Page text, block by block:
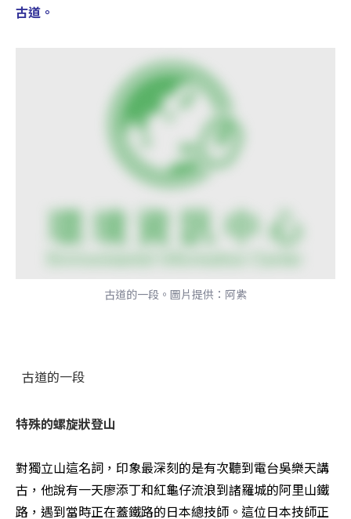
古道。
古道的一段。圖片提供：阿紫
古道的一段
對獨立山這名詞，印象最深刻的是有次聽到電台吳樂天講
古，他說有一天廖添丁和紅龜仔流浪到諸羅城的阿里山鐵
路，遇到當時正在蓋鐵路的日本總技師。這位日本技師正